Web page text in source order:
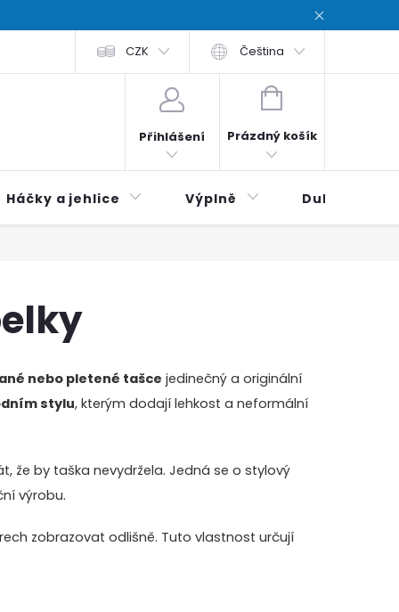
podmínky Zásady ochrana osobních údajů / Privacy
CZK Čeština
Přihlášení
NÁKUPNÍ
Prázdný košík
Háčky a jehlice Výplně Duhová
nebo pletené tašce jedinečný a originální
stylu, kterým dodají lehkost a neformální
že by taška nevydržela. Jedná se o stylový
výrobu.
zobrazovat odlišně. Tuto vlastnost určují